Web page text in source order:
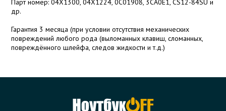
Парт номер: 04X1300, 04X1224, 0C01908, 3CA0E1, CS12-84SU и
др.
Гарантия 3 месяца (при условии отсутствия механических
повреждений любого рода (выломанных клавиш, сломанных,
повреждённого шлейфа, следов жидкости и т.д.)